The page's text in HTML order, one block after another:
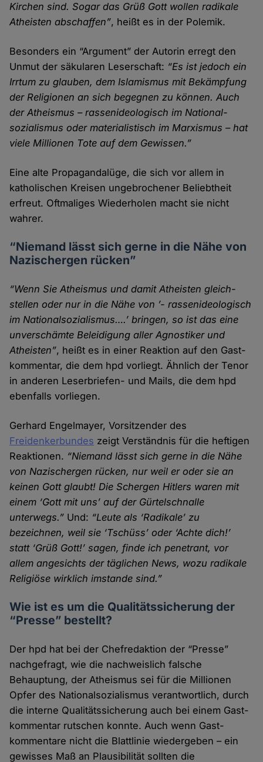
Kirchen sind. Sogar das Grüß Gott wollen radikale
Atheisten abschaffen”, heißt es in der Polemik.
Besonders ein “Argument” der Autorin erregt den
Unmut der säkularen Leser­schaft: “Es ist jedoch ein
Irr­tum zu glauben, dem Islamismus mit Bekämpfung
der Religionen an sich begegnen zu können. Auch
der Atheismus – rassen­ideologisch im National­
sozialismus oder materialistisch im Marxismus – hat
viele Millionen Tote auf dem Gewissen.”
Eine alte Propaganda­lüge, die sich vor allem in
katholischen Kreisen unge­brochener Beliebt­heit
erfreut. Oftmaliges Wieder­holen macht sie nicht
wahrer.
“Niemand lässt sich gerne in die Nähe von
Nazi­schergen rücken”
“Wenn Sie Atheismus und damit Atheisten gleich­
stellen oder nur in die Nähe von ’- rassenideologisch
im Nationalsozialismus….’ bringen, so ist das eine
unver­schämte Beleidigung aller Agnostiker und
Atheisten”, heißt es in einer Reaktion auf den Gast­
kommentar, die dem hpd vorliegt. Ähnlich der Tenor
in anderen Leser­briefen- und Mails, die dem hpd
ebenfalls vor­liegen.
Gerhard Engelmayer, Vorsitzender des
Freidenkerbundes zeigt Verständnis für die heftigen
Reaktionen. “Niemand lässt sich gerne in die Nähe
von Nazi­schergen rücken, nur weil er oder sie an
keinen Gott glaubt! Die Schergen Hitlers waren mit
einem ‘Gott mit uns’ auf der Gürtel­schnalle
unterwegs.” Und: “Leute als ‘Radikale’ zu
bezeichnen, weil sie ‘Tschüss’ oder ‘Achte dich!’
statt ‘Grüß Gott!’ sagen, finde ich penetrant, vor
allem angesichts der täglichen News, wozu radikale
Religiöse wirklich imstande sind.”
Wie ist es um die Qualitätssicherung der
“Presse” bestellt?
Der hpd hat bei der Chefredaktion der “Presse”
nachge­fragt, wie die nachweislich falsche
Behauptung, der Atheismus sei für die Millionen
Opfer des National­sozialismus verant­wortlich, durch
die interne Qualitäts­sicherung auch bei einem Gast­
kommentar rutschen konnte. Auch wenn Gast­
kommentare nicht die Blatt­linie wieder­geben – ein
gewisses Maß an Plausibilität sollten die